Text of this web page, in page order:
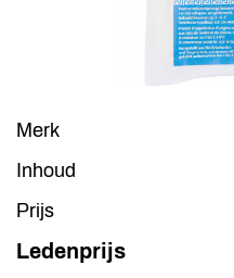
Merk
Inhoud
Prijs
Ledenprijs